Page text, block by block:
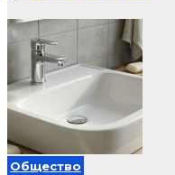
Общество